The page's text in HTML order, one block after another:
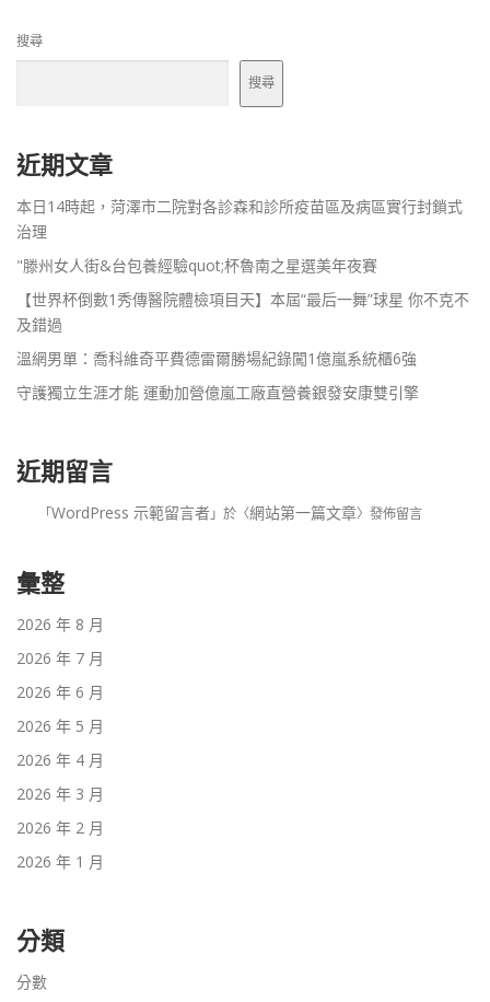
搜尋
搜尋
近期文章
本日14時起，菏澤市二院對各診森和診所疫苗區及病區實行封鎖式
治理
"滕州女人街&台包養經驗quot;杯魯南之星選美年夜賽
【世界杯倒數1秀傳醫院體檢項目天】本屆“最后一舞”球星 你不克不
及錯過
溫網男單：喬科維奇平費德雷爾勝場紀錄闖1億嵐系統櫃6強
守護獨立生涯才能 運動加營億嵐工廠直營養銀發安康雙引擎
近期留言
「WordPress 示範留言者」於〈網站第一篇文章〉發佈留言
彙整
2026 年 8 月
2026 年 7 月
2026 年 6 月
2026 年 5 月
2026 年 4 月
2026 年 3 月
2026 年 2 月
2026 年 1 月
分類
分數